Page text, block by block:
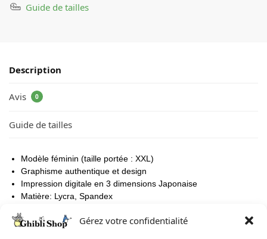
Gérez votre confidentialité
Guide de tailles
Description
Avis 0
Guide de tailles
Modèle féminin (taille portée : XXL)
Graphisme authentique et design
Impression digitale en 3 dimensions Japonaise
Matière: Lycra, Spandex